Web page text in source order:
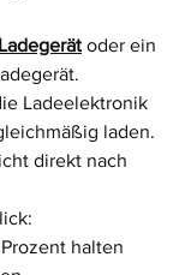
oder ein
Ladeelektronik
laden.
direkt nach
halten